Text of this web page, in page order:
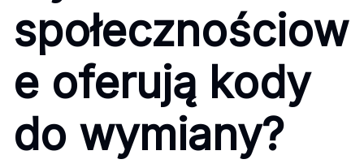
społecznościow
e oferują kody
do wymiany?